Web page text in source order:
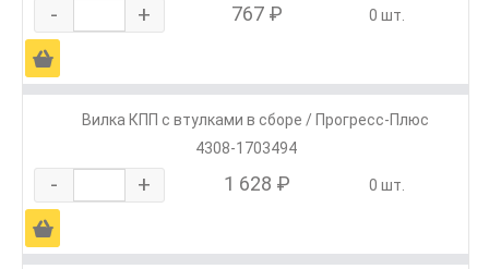
- + 767 ₽ 0 шт.
Ä
Вилка КПП с втулками в сборе / Прогресс-Плюс
4308-1703494
- + 1 628 ₽ 0 шт.
Ä